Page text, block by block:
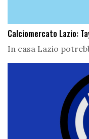
Calciomercato Lazio:
In casa Lazio